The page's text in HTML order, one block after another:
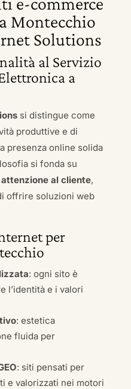
Montecchio
Solutions
al Servizio
a
si distingue come
produttive e di
presenza online solida
si fonda su
al cliente,
offrire soluzioni web
per
: ogni sito è
l’identità e i valori
: estetica
fluida per
: siti pensati per
e valorizzati nei motori